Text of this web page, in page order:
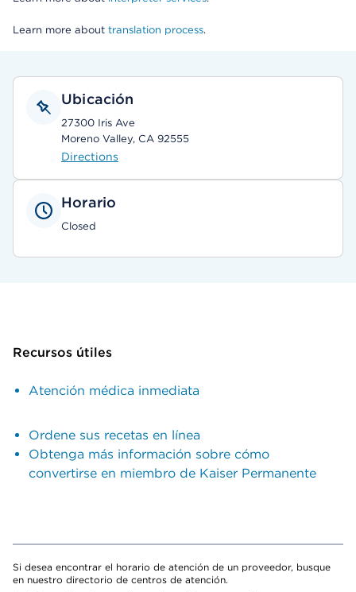
Learn more about translation process.
Ubicación
27300 Iris Ave
Moreno Valley, CA 92555
Directions
Horario
Closed
Recursos útiles
Atención médica inmediata
Ordene sus recetas en línea
Obtenga más información sobre cómo
convertirse en miembro de Kaiser Permanente
Si desea encontrar el horario de atención de un proveedor, busque
en nuestro directorio de centros de atención.